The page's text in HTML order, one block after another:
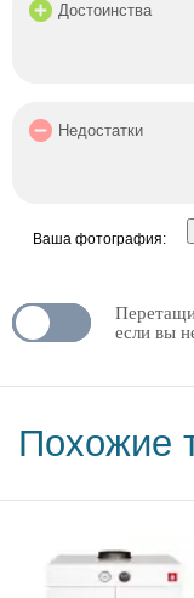
Ваша фотография:
OFF
если вы
Похожие